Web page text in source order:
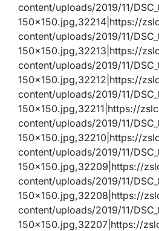
content/uploads/2019/11/
150×150.jpg,32214|https://
content/uploads/2019/11/
150×150.jpg,32213|https://
content/uploads/2019/11/
150×150.jpg,32212|https://
content/uploads/2019/11/
150×150.jpg,32211|https://
content/uploads/2019/11/
150×150.jpg,32210|https://
content/uploads/2019/11/
150×150.jpg,32209|https://
content/uploads/2019/11/
150×150.jpg,32208|https://
content/uploads/2019/11/
150×150.jpg,32207|https://